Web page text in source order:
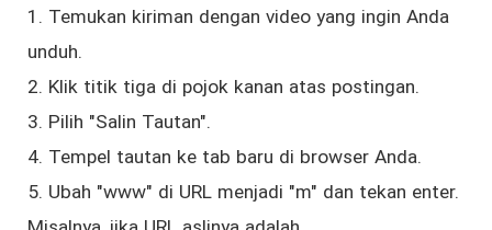
1. Temukan kiriman dengan video yang ingin Anda
unduh.
2. Klik titik tiga di pojok kanan atas postingan.
3. Pilih "Salin Tautan".
4. Tempel tautan ke tab baru di browser Anda.
5. Ubah "www" di URL menjadi "m" dan tekan enter.